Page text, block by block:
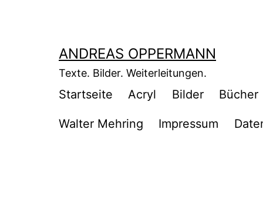
ANDREAS OPPERMANN
Texte. Bilder. Weiterleitungen.
Startseite Acryl Bilder Bücher
Walter Mehring Impressum